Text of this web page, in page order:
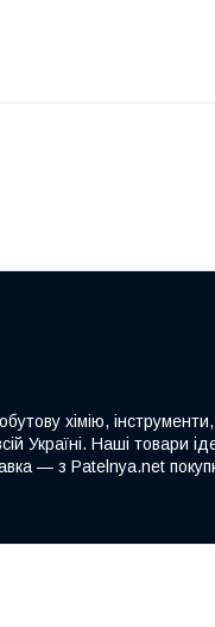
хімію,
Україні. Наші товари
— з Patelnya.net